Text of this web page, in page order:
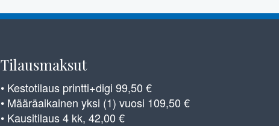
Tilausmaksut
• Kestotilaus printti+digi 99,50 €
• Määräaikainen yksi (1) vuosi 109,50 €
• Kausitilaus 4 kk, 42,00 €